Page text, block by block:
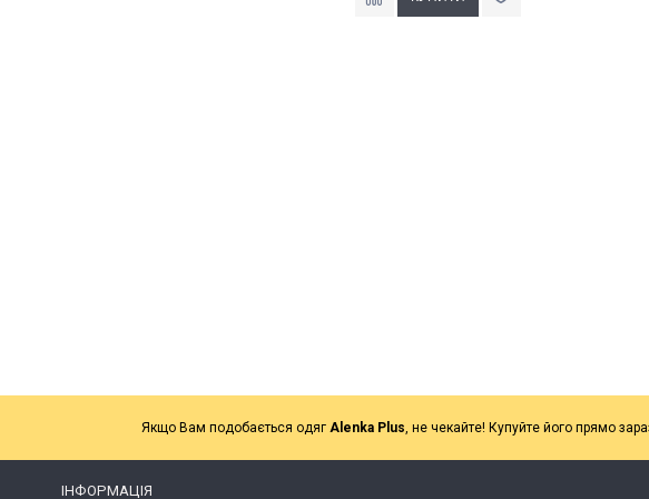
Якщо Вам подобається одяг Alenka Plus , не чекайте! Купуйте його прямо
ІНФОРМАЦІЯ